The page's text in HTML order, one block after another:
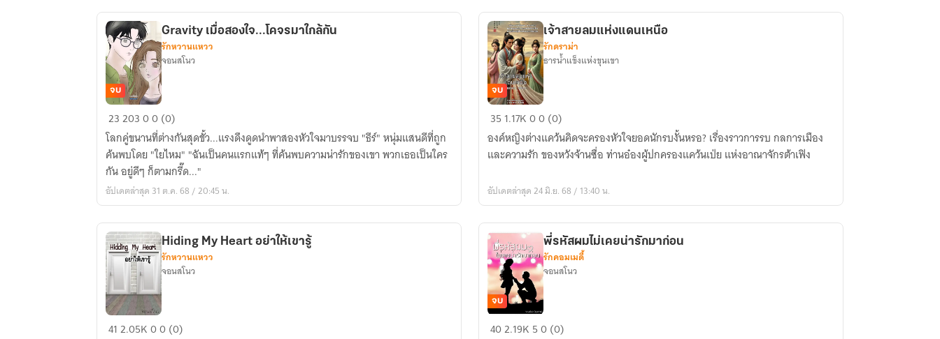
Gravity
เมื่อ
สองใจ...โคจร
มา
ใกล้
กัน
จบ
Gravity เมื่อสองใจ...โคจรมาใกล้กัน
รักหวานแหวว
จอนสโนว
2320300 (0)
โลกคู่ขนานที่ต่างกันสุดขั้ว...แรงดึงดูดนำพาสองหัวใจมาบรรจบ "ธีร์" หนุ่มแสนดีที่ถูก
ค้นพบโดย "ใยไหม" "ฉันเป็นคนแรกแท้ๆ ที่ค้นพบความน่ารักของเขา พวกเธอเป็นใคร
กัน อยู่ดีๆ ก็ตามกรี๊ด..."
อัปเดตล่าสุด 31 ต.ค. 68 / 20:45 น.
เจ้า
สายลม
แห่ง
แดน
จบ
เจ้าสายลมแห่งแดนเหนือ
รักดราม่า
ธารน้ำแข็งแห่งขุนเขา
35 1.17K00 (0)
องค์หญิงต่างแคว้นคิดจะครองหัวใจยอดนักรบงั้นหรอ? เรื่องราวการรบ กลการเมือง
และความรัก ของหวังจ้านซื่อ ท่านอ๋องผู้ปกครองแคว้นเป่ย แห่งอาณาจักรต้าเฟิง
อัปเดตล่าสุด 24 มิ.ย. 68 / 13:40 น.
Hiding
Hiding My Heart อย่าให้เขารู้
รักหวานแหวว
จอนสโนว
412.05K00 (0)
พี่
จบ
พี่รหัสผมไม่เคยน่ารักมาก่อน
รักคอมเมดี้
จอนสโนว
402.19K 50 (0)